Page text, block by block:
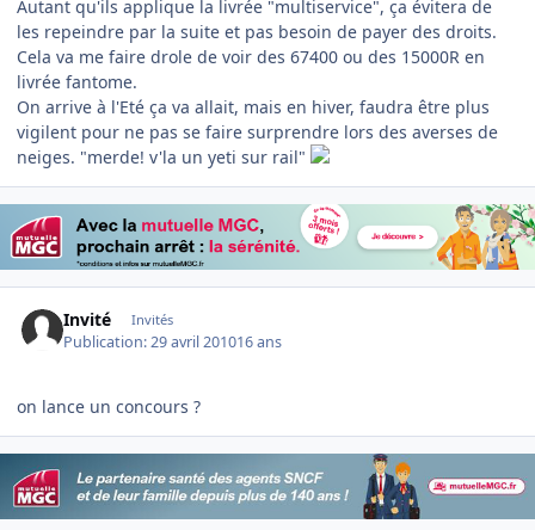
Autant qu'ils applique la livrée "multiservice", ça évitera de
les repeindre par la suite et pas besoin de payer des droits.
Cela va me faire drole de voir des 67400 ou des 15000R en
livrée fantome.
On arrive à l'Eté ça va allait, mais en hiver, faudra être plus
vigilent pour ne pas se faire surprendre lors des averses de
neiges. "merde! v'la un yeti sur rail"
Invité Invités
Publication:29 avril 201016 ans
on lance un concours ?